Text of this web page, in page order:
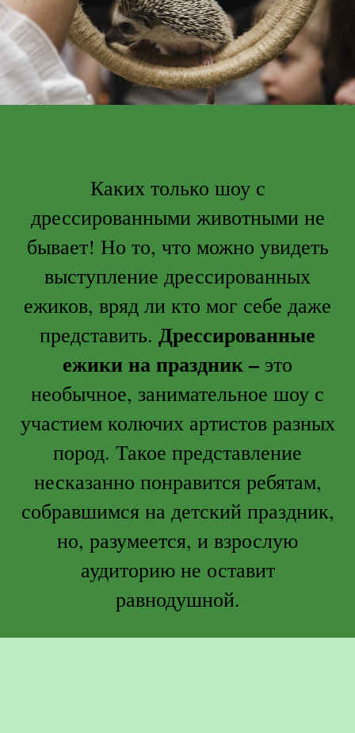
Каких только шоу с
дрессированными животными не
бывает! Но то, что можно увидеть
выступление дрессированных
ежиков, вряд ли кто мог себе даже
представить. Дрессированные
ежики на праздник – это
необычное, занимательное шоу с
участием колючих артистов разных
пород. Такое представление
несказанно понравится ребятам,
собравшимся на детский праздник,
но, разумеется, и взрослую
аудиторию не оставит
равнодушной.